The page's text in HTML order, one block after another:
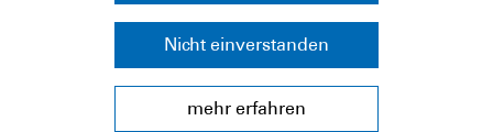
Nicht einverstanden
mehr erfahren
Datenschutz